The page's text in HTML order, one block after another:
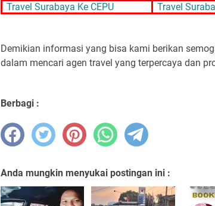
Travel Surabaya Ke CEPU
Travel
Demikian informasi yang bisa kami berikan
dalam mencari agen travel yang terpercaya dan
Berbagi :
Anda mungkin menyukai postingan ini :